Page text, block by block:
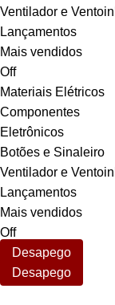
Ventilador e
Lançamentos
Mais vendidos
Off
Materiais Elétricos
Componentes
Eletrônicos
Botões e Sinaleiro
Ventilador e
Lançamentos
Mais vendidos
Off
Desapego
Desapego